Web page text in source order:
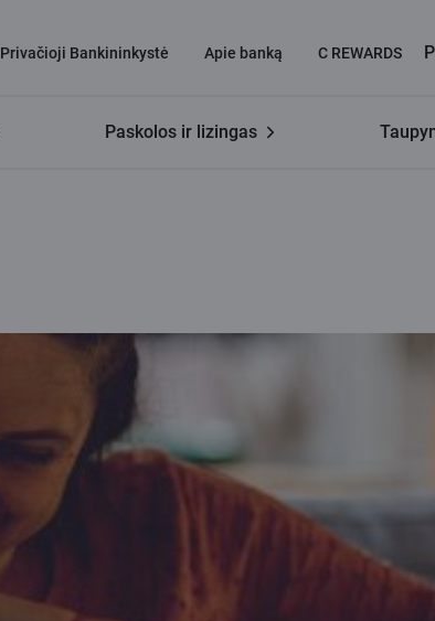
Privačioji Bankininkystė Apie banką C REWARDS
Paskolos ir lizingas